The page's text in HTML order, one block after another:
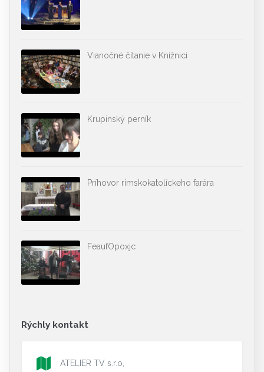
Vianočné čítanie v Knižnici
Krupinský perník
Príhovor rímskokatolíckeho farára
FeaufOpoxjc
Rýchly kontakt
ATELIER TV s.r.o,